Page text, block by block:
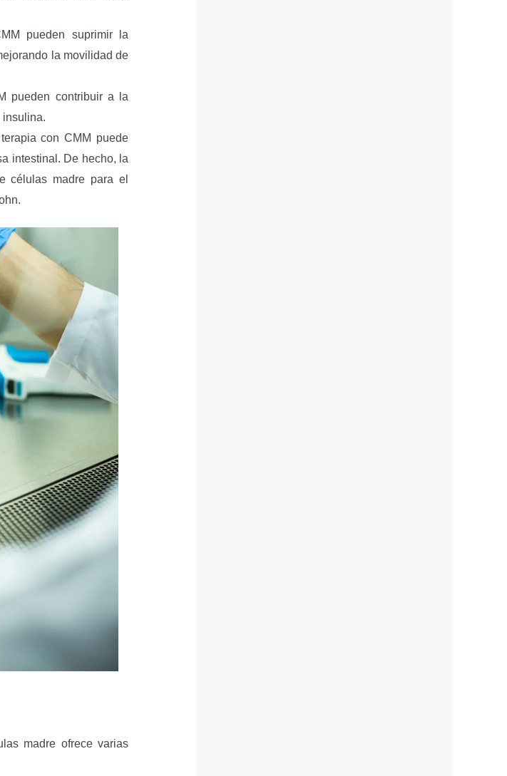
pueden suprimir la
la movilidad de
pueden contribuir a la
insulina.
con CMM puede
intestinal. De hecho, la
células madre para el
madre ofrece varias